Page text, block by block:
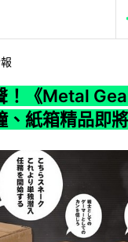
！《Metal
、紙箱精品即